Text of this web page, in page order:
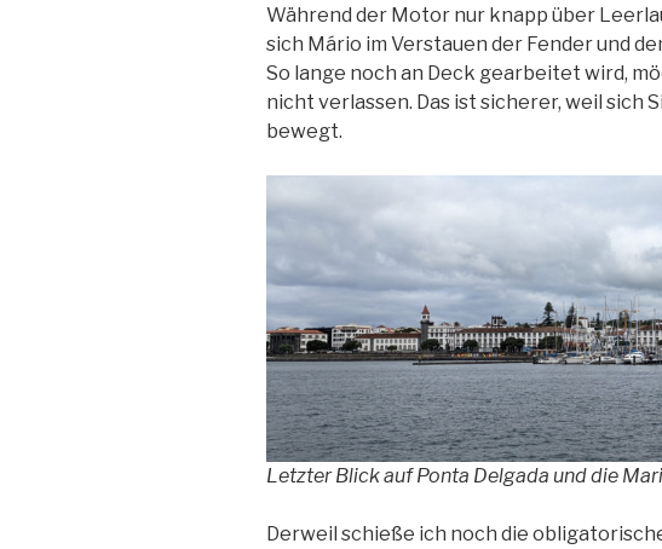
Während der Motor nur knapp über
sich Mário im Verstauen der Fender und
So lange noch an Deck gearbeitet wird,
nicht verlassen. Das ist sicherer, weil sich
bewegt.
Letzter Blick auf Ponta Delgada und die
Derweil schieße ich noch die